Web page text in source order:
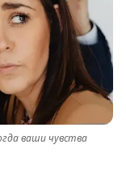
ваши чувства